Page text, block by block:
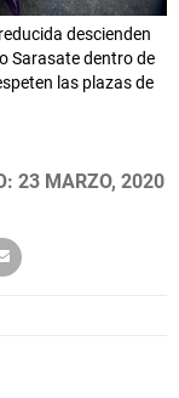
descienden
Sarasate dentro de
las plazas de
23 MARZO, 2020